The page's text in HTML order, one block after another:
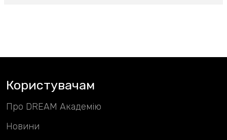
Користувачам
Про DREAM Академію
Новини